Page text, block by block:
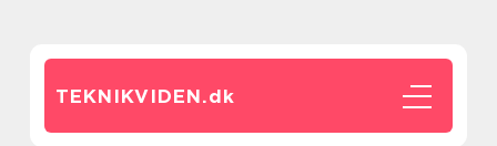
TEKNIKVIDEN.dk